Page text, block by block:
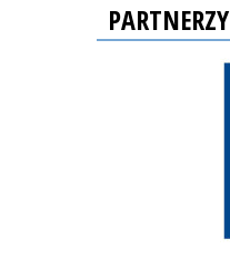
PARTNERZY